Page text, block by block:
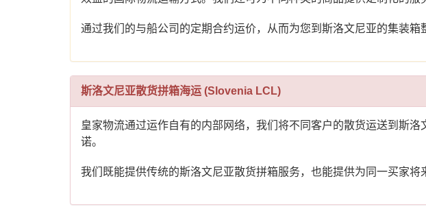
通过我们的与船公司的定期合约运价，从而为您到斯洛文尼亚的集装箱
斯洛文尼亚散货拼箱海运 (Slovenia LCL)
皇家物流通过运作自有的内部网络，我们将不同客户的散货运送到斯
诺。
我们既能提供传统的斯洛文尼亚散货拼箱服务，也能提供为同一买家